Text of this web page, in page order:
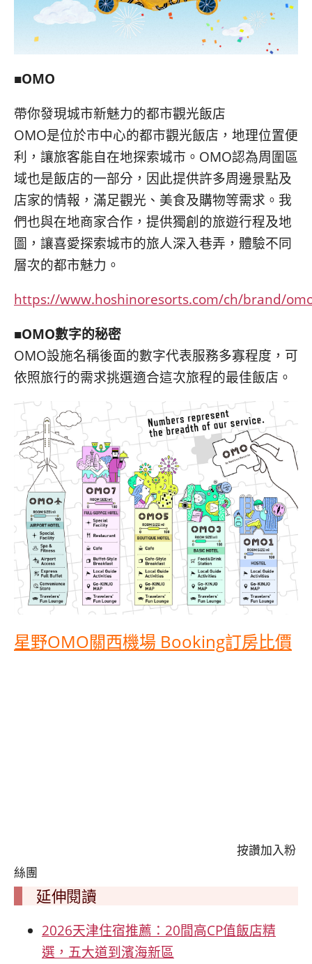
■OMO
帶你發現城市新魅力的都市觀光飯店
OMO是位於市中心的都市觀光飯店，地理位置便
利，讓旅客能自在地探索城市。OMO認為周圍區
域也是飯店的一部分，因此提供許多周邊景點及
店家的情報，滿足觀光、美食及購物等需求。我
們也與在地商家合作，提供獨創的旅遊行程及地
圖，讓喜愛探索城市的旅人深入巷弄，體驗不同
層次的都市魅力。
https://www.hoshinoresorts.com/ch/brand/
■OMO數字的秘密
OMO設施名稱後面的數字代表服務多寡程度，可
依照旅行的需求挑選適合這次旅程的最佳飯店。
星野OMO關西機場 Booking訂房比價
按讚加入粉
絲團
延伸閱讀
2026天津住宿推薦：20間高CP值飯店精
選，五大道到濱海新區